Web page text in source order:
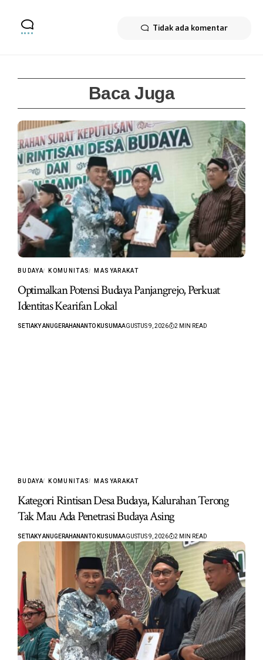
Tidak ada komentar
Baca Juga
BUDAYA KOMUNITAS MASYARAKAT
Optimalkan Potensi Budaya Panjangrejo, Perkuat
Identitas Kearifan Lokal
SETIAKY ANUGERAHANANTO KUSUMAAGUSTUS 9, 2026 2 MIN READ
BUDAYA KOMUNITAS MASYARAKAT
Kategori Rintisan Desa Budaya, Kalurahan Terong
Tak Mau Ada Penetrasi Budaya Asing
SETIAKY ANUGERAHANANTO KUSUMAAGUSTUS 9, 2026 2 MIN READ